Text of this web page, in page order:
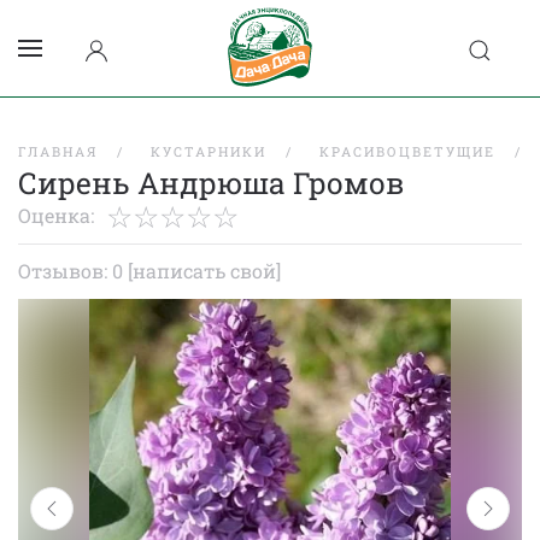
ГЛАВНАЯ КУСТАРНИКИ КРАСИВОЦВЕТУЩИЕ
Сирень Андрюша Громов
Оценка:
Отзывов: 0 [написать свой]